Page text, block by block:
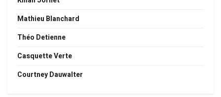
Mathieu Blanchard
Théo Detienne
Casquette Verte
Courtney Dauwalter